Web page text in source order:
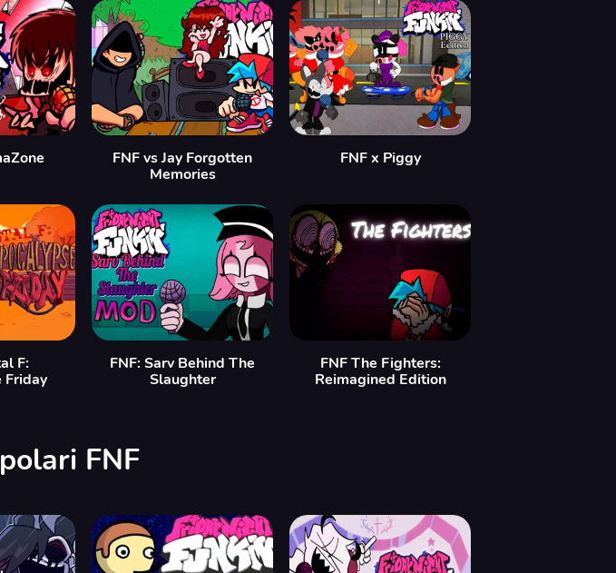
FNF vs Jay Forgotten
Memories
FNF x Piggy
F:
Friday
FNF: Sarv Behind The
Slaughter
FNF The Fighters:
Reimagined Edition
FNF